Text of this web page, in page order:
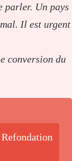
parler. Un pays
Il est urgent
conversion du